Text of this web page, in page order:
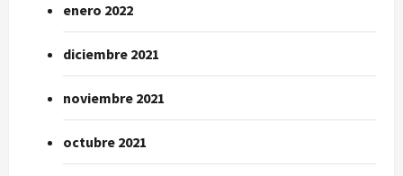
enero 2022
diciembre 2021
noviembre 2021
octubre 2021